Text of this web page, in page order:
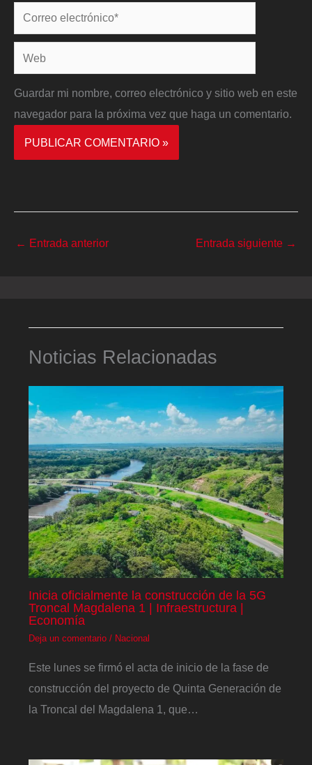
Correo
electrónico*
Web
Guardar mi nombre, correo electrónico y sitio web en este
navegador para la próxima vez que haga un comentario.
← Entrada anterior Entrada siguiente →
Noticias Relacionadas
Inicia oficialmente la construcción de la 5G
Troncal Magdalena 1 | Infraestructura |
Economía
Deja un comentario / Nacional
Este lunes se firmó el acta de inicio de la fase de
construcción del proyecto de Quinta Generación de
la Troncal del Magdalena 1, que…